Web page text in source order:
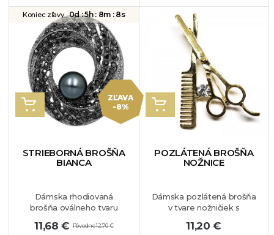
ZĽAVA
-8%
VLOŽIŤ DO KOŠÍKA
Koniec zľavy0d :5h : 8m : 7s
STRIEBORNÁ BROŠŇA
BIANCA
Dámska rhodiovaná
brošňa oválneho tvaru
krištáľmi. Dominantou je
11,68 €Pôvodne 12,70 €
VLOŽIŤ DO KOŠÍKA
POZLÁTENÁ BROŠŇA
NOŽNICE
Dámska pozlátená brošňa
v tvare nožničiek s
asi najviac ocenia šikovné
11,20 €